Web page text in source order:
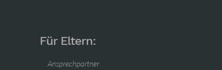
Für Eltern:
Ansprechpartner